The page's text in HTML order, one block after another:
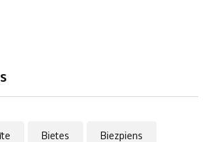
Bietes Biezpiens